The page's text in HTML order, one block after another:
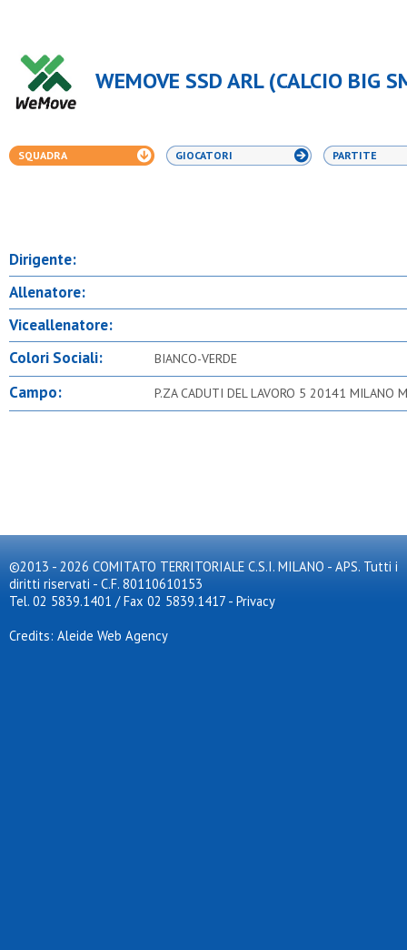
WEMOVE SSD ARL (CALCIO BIG
SQUADRA GIOCATORI PARTITE
Dirigente:
Allenatore:
Viceallenatore:
Colori Sociali:
BIANCO-VERDE
Campo: P.ZA CADUTI DEL LAVORO 5 20141 MILANO
©2013 - 2026 COMITATO TERRITORIALE C.S.I. MILANO - APS. Tutti i
diritti riservati - C.F. 80110610153
Tel. 02 5839.1401 / Fax 02 5839.1417 - Privacy
Credits: Aleide Web Agency